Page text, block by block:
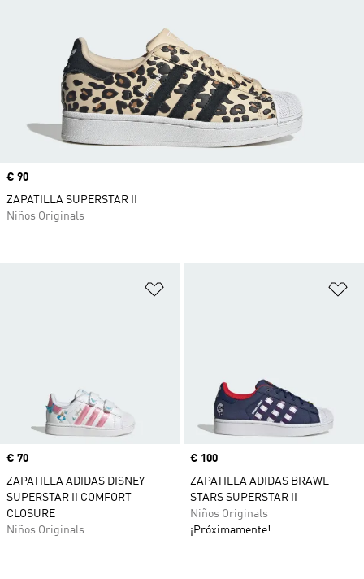
Precio
€ 70
ZAPATILLA ADIDAS DISNEY
SUPERSTAR II COMFORT
CLOSURE
Niños Originals
Precio
€ 100
ZAPATILLA ADIDAS BRAWL
STARS SUPERSTAR II
Niños Originals
¡Próximamente!
Precio
€ 90
ZAPATILLA SUPERSTAR II
Niños Originals